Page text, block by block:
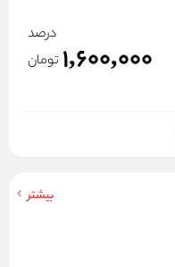
درصد
1,600,000 تومان
بیشتر